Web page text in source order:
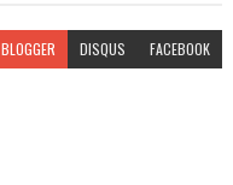
BLOGGER DISQUS FACEBOOK